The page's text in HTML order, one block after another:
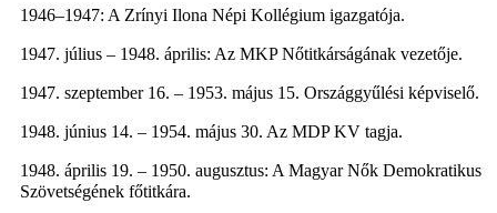
1946–1947: A Zrínyi Ilona Népi Kollégium igazgatója.
1947. július – 1948. április: Az MKP Nőtitkárságának vezetője.
1947. szeptember 16. – 1953. május 15. Országgyűlési képviselő.
1948. június 14. – 1954. május 30. Az MDP KV tagja.
1948. április 19. – 1950. augusztus: A Magyar Nők Demokratikus
Szövetségének főtitkára.